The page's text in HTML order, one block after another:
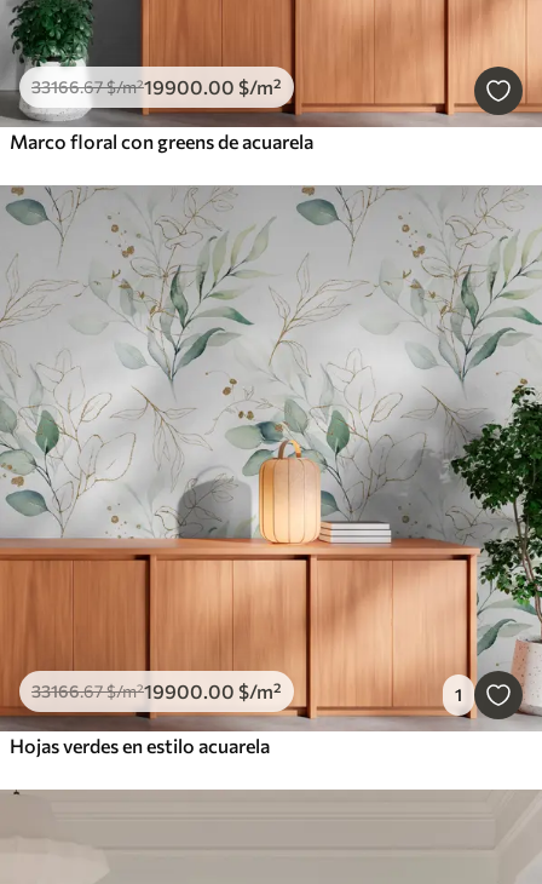
33166.67$/m²19900.00 $/m²
Marco floral con greens de acuarela
33166.67$/m²19900.00 $/m² 1
Hojas verdes en estilo acuarela